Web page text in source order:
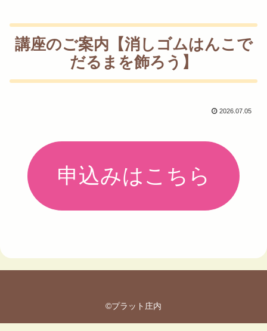
講座のご案内【消しゴムはんこで
だるまを飾ろう】
2026.07.05
申込みはこちら
©プラット庄内